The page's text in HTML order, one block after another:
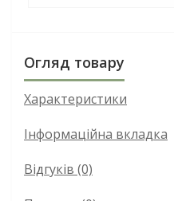
Огляд товару
Характеристики
Інформаційна вкладка
Відгуків (0)